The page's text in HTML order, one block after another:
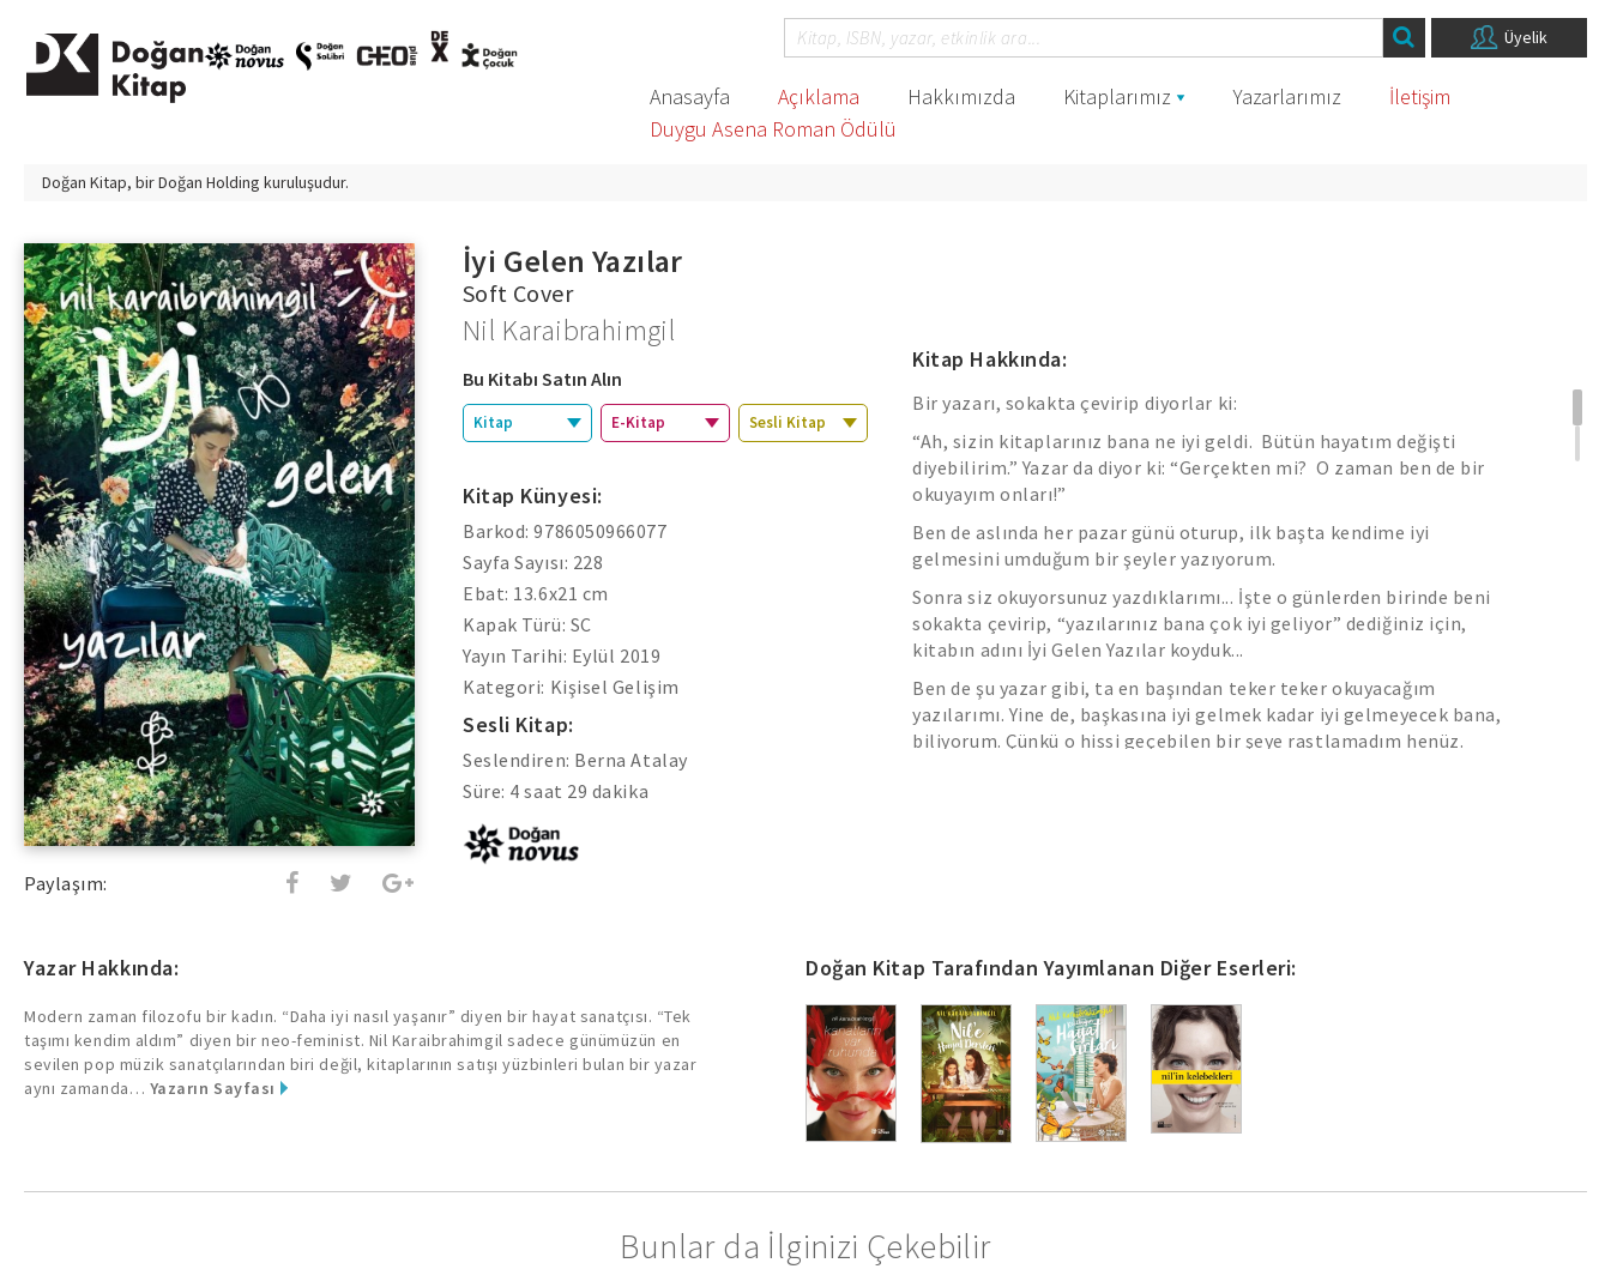
Üyelik
Anasayfa Açıklama Hakkımızda Kitaplarımız Yazarlarımız
İletişim
Duygu Asena Roman Ödülü
Doğan Kitap, birDoğan Holding kuruluşudur.
Paylaşım:
İyi Gelen Yazılar
Soft Cover
Nil Karaibrahimgil
Bu Kitabı Satın Alın
Kitap E-Kitap Sesli Kitap
Kitap Künyesi:
Barkod: 9786050966077
Sayfa Sayısı: 228
Ebat: 13.6x21 cm
Kapak Türü: SC
Yayın Tarihi: Eylül 2019
Kategori: Kişisel Gelişim
Sesli Kitap:
Seslendiren: Berna Atalay
Süre: 4 saat 29 dakika
Kitap Hakkında:
Bir yazarı, sokakta çevirip diyorlar ki:
“Ah, sizin kitaplarınız bana ne iyi geldi. Bütün hayatım değişti
diyebilirim.” Yazar da diyor ki: “Gerçekten mi? O zaman ben de bir
okuyayım onları!”
Ben de aslında her pazar günü oturup, ilk başta kendime iyi
gelmesini umduğum bir şeyler yazıyorum.
Sonra siz okuyorsunuz yazdıklarımı... İşte o günlerden birinde beni
sokakta çevirip, “yazılarınız bana çok iyi geliyor” dediğiniz için,
kitabın adını İyi Gelen Yazılar koyduk...
Ben de şu yazar gibi, ta en başından teker teker okuyacağım
yazılarımı. Yine de, başkasına iyi gelmek kadar iyi gelmeyecek bana,
biliyorum. Çünkü o hissi geçebilen bir şeye rastlamadım henüz.
Yazar Hakkında:
Modern zaman filozofu bir kadın. “Daha iyi nasıl yaşanır” diyen bir hayat sanatçısı. “Tek
taşımı kendim aldım” diyen bir neo-feminist. Nil Karaibrahimgil sadece günümüzün en
sevilen pop müzik sanatçılarından biri değil, kitaplarının satışı yüzbinleri bulan bir yazar
aynı zamanda… Yazarın Sayfası
Doğan Kitap Tarafından Yayımlanan Diğer Eserleri:
Bunlar da İlginizi Çekebilir